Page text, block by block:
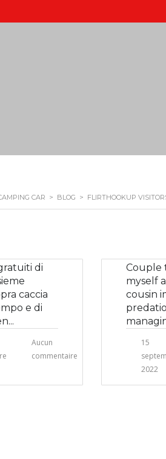
CAR > BLOG > FLIRTHOOKUP
di
caccia
e di
Aucun
commentaire
Couple
myself
cousin
15
2022